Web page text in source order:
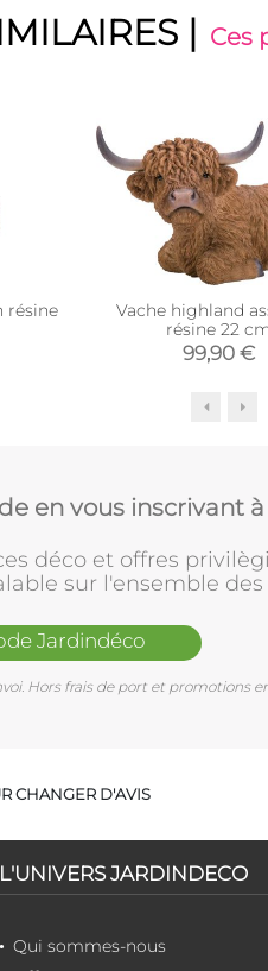
| Ces
résine
Vache highland
résine 22
99,90 €
en vous inscrivant
déco et offres
sur l'ensemble
Jardindéco
Hors frais de port et promotions
CHANGER D'AVIS
L'UNIVERS JARDINDECO
Qui sommes-nous